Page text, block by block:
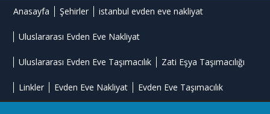
Anasayfa Şehirler istanbul evden eve nakliyat
Uluslararası Evden Eve Nakliyat
Uluslararası Evden Eve Taşımacılık Zati Eşya Taşımacılığı
Linkler Evden Eve Nakliyat Evden Eve Taşımacılık